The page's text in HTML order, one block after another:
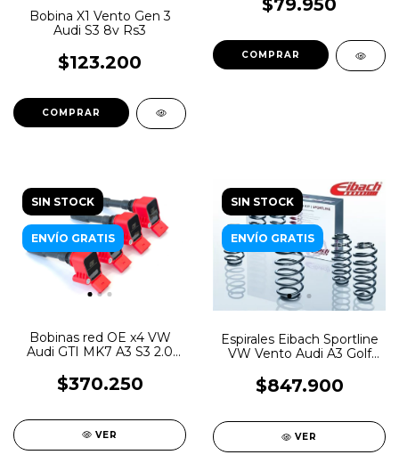
Bobina X1 Vento Gen 3
Audi S3 8v Rs3
$123.200
$79.950
SIN STOCK
ENVÍO GRATIS
Bobinas red OE x4 VW
Audi GTI MK7 A3 S3 2.0
$370.250
VER
SIN STOCK
ENVÍO GRATIS
Espirales Eibach Sportline
VW Vento Audi A3 Golf
$847.900
VER